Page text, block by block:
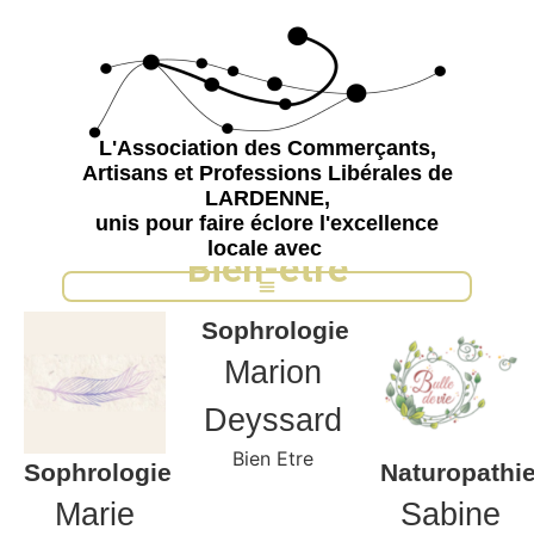
L'Association des Commerçants,
Artisans et Professions Libérales de
LARDENNE,
unis pour faire éclore l'excellence
locale avec
Bien-être
Sophrologie
Marie
Sophrologie
Marion
Deyssard
Bien Etre
Sabine